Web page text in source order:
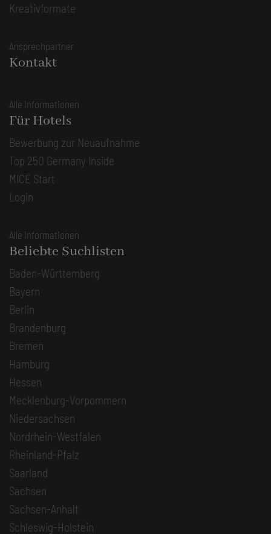
Kreativformate
Ansprechpartner
Kontakt
Alle Informationen
Für Hotels
Bewerbung zur Neuaufnahme
Top 250 Germany Inside
MICE Start
Login
Alle Informationen
Beliebte Suchlisten
Baden-Württemberg
Bayern
Berlin
Brandenburg
Bremen
Hamburg
Hessen
Mecklenburg-Vorpommern
Niedersachsen
Nordrhein-Westfalen
Rheinland-Pfalz
Saarland
Sachsen
Sachsen-Anhalt
Schleswig-Holstein